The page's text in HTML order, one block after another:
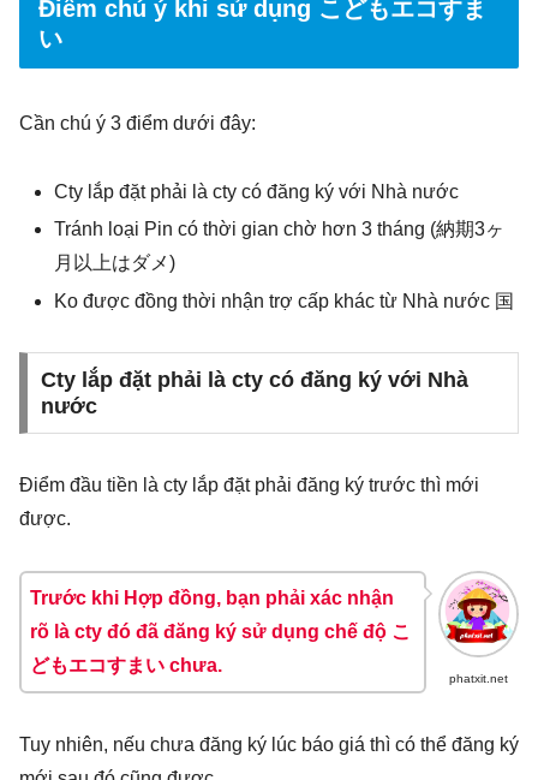
Điểm chú ý khi sử dụng こどもエコすま
い
Cần chú ý 3 điểm dưới đây:
Cty lắp đặt phải là cty có đăng ký với Nhà nước
Tránh loại Pin có thời gian chờ hơn 3 tháng (納期3ヶ
月以上はダメ)
Ko được đồng thời nhận trợ cấp khác từ Nhà nước 国
Cty lắp đặt phải là cty có đăng ký với Nhà
nước
Điểm đầu tiền là cty lắp đặt phải đăng ký trước thì mới
được.
phatxit.net
Trước khi Hợp đồng, bạn phải xác nhận
rõ là cty đó đã đăng ký sử dụng chế độ こ
どもエコすまい chưa.
Tuy nhiên, nếu chưa đăng ký lúc báo giá thì có thể đăng ký